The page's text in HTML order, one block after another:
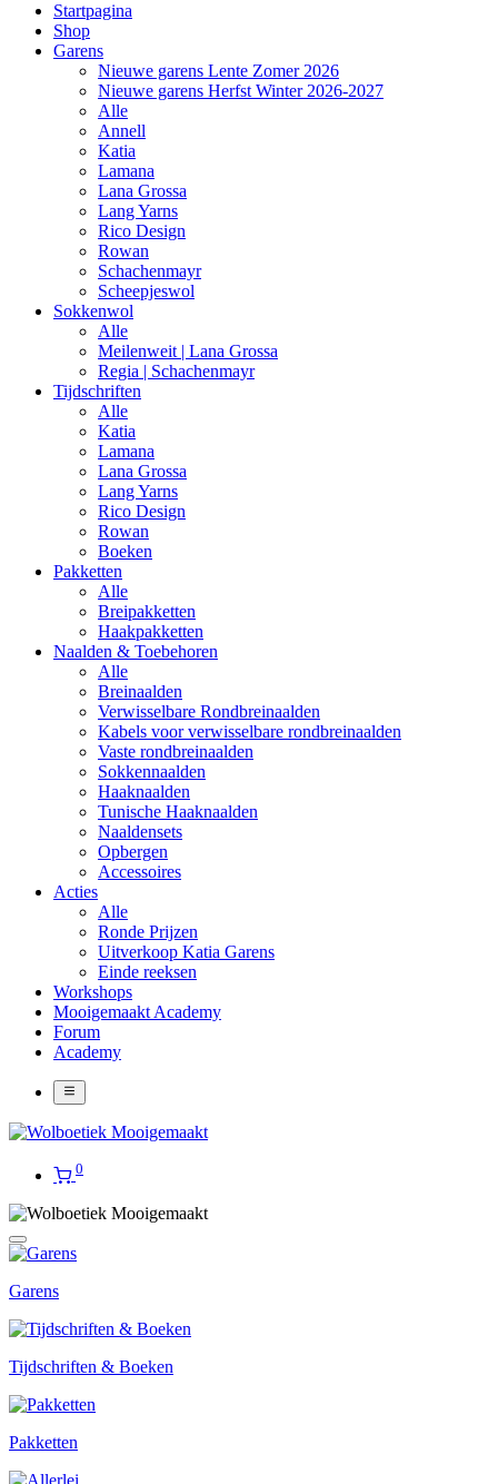
Startpagina
Shop
Garens
Nieuwe garens Lente Zomer 2026
Nieuwe garens Herfst Winter 2026-2027
Alle
Annell
Katia
Lamana
Lana Grossa
Lang Yarns
Rico Design
Rowan
Schachenmayr
Scheepjeswol
Sokkenwol
Alle
Meilenweit | Lana Grossa
Regia | Schachenmayr
Tijdschriften
Alle
Katia
Lamana
Lana Grossa
Lang Yarns
Rico Design
Rowan
Boeken
Pakketten
Alle
Breipakketten
Haakpakketten
Naalden & Toebehoren
Alle
Breinaalden
Verwisselbare Rondbreinaalden
Kabels voor verwisselbare rondbreinaalden
Vaste rondbreinaalden
Sokkennaalden
Haaknaalden
Tunische Haaknaalden
Naaldensets
Opbergen
Accessoires
Acties
Alle
Ronde Prijzen
Uitverkoop Katia Garens
Einde reeksen
Workshops
Mooigemaakt Academy
Forum
Academy
0
Garens
Tijdschriften & Boeken
Pakketten